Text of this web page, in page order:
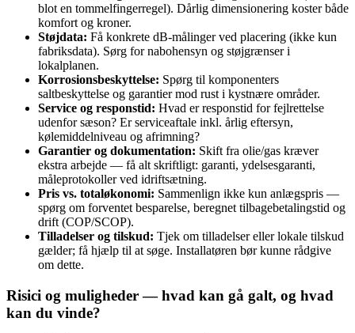
blot en tommelfingerregel). Dårlig dimensionering koster både
komfort og kroner.
Støjdata: Få konkrete dB‑målinger ved placering (ikke kun
fabriksdata). Sørg for nabohensyn og støjgrænser i
lokalplanen.
Korrosionsbeskyttelse: Spørg til komponenters
saltbeskyttelse og garantier mod rust i kystnære områder.
Service og responstid: Hvad er responstid for fejlrettelse
udenfor sæson? Er serviceaftale inkl. årlig eftersyn,
kølemiddelniveau og afrimning?
Garantier og dokumentation: Skift fra olie/gas kræver
ekstra arbejde — få alt skriftligt: garanti, ydelsesgaranti,
måleprotokoller ved idriftsætning.
Pris vs. totaløkonomi: Sammenlign ikke kun anlægspris —
spørg om forventet besparelse, beregnet tilbagebetalingstid og
drift (COP/SCOP).
Tilladelser og tilskud: Tjek om tilladelser eller lokale tilskud
gælder; få hjælp til at søge. Installatøren bør kunne rådgive
om dette.
Risici og muligheder — hvad kan gå galt, og hvad
kan du vinde?